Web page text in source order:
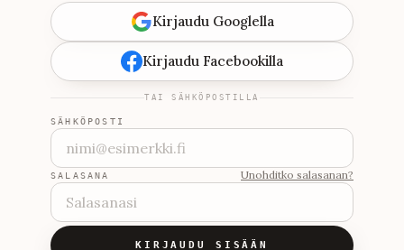
Kirjaudu Googlella
Kirjaudu Facebookilla
TAI SÄHKÖPOSTILLA
SÄHKÖPOSTI
SALASANA Unohditko salasanan?
KIRJAUDU SISÄÄN